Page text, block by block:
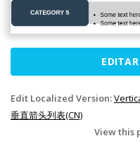
Edit Localized Version:
垂直箭头列表(CN)
View this